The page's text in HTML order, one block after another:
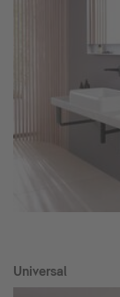
Universal